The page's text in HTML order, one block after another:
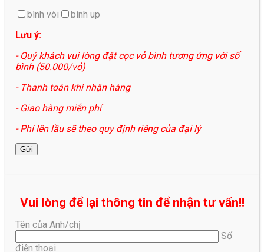
bình vòi
bình up
Lưu ý:
- Quý khách vui lòng đặt cọc vỏ bình tương ứng với số
bình (50.000/vỏ)
- Thanh toán khi nhận hàng
- Giao hàng miễn phí
- Phí lên lầu sẽ theo quy định riêng của đại lý
Vui lòng để lại thông tin để nhận tư vấn!!
Tên của Anh/chị
Số
điện thoại